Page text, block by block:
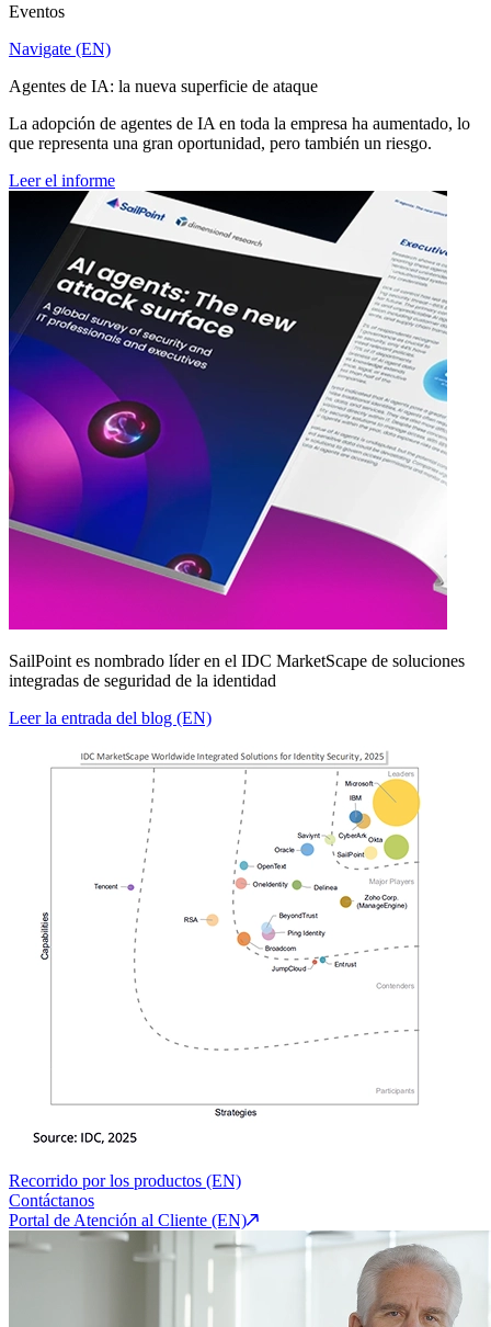
Eventos
Navigate (EN)
Agentes de IA: la nueva superficie de ataque
La adopción de agentes de IA en toda la empresa ha aumentado, lo
que representa una gran oportunidad, pero también un riesgo.
Leer el informe
SailPoint es nombrado líder en el IDC MarketScape de soluciones
integradas de seguridad de la identidad
Leer la entrada del blog (EN)
Recorrido por los productos (EN)
Contáctanos
Portal de Atención al Cliente (EN)